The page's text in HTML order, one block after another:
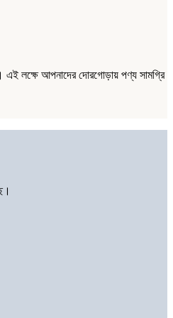
লক্ষে আপনাদের দোরগোড়ায় পণ্য সামগ্রি